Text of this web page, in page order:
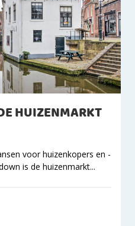
HUIZENMARKT
voor huizenkopers en -
is de huizenmarkt...